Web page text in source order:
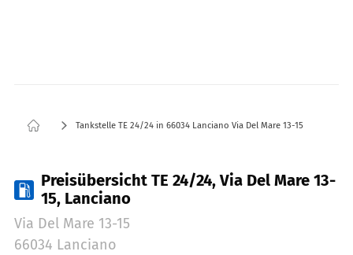
Tankstelle TE 24/24 in 66034 Lanciano Via Del Mare 13-15
Preisübersicht TE 24/24, Via Del Mare 13-
15, Lanciano
Via Del Mare 13-15
66034 Lanciano